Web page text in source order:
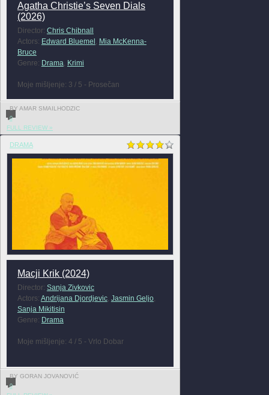
Agatha Christie’s Seven Dials
(2026)
Director: Chris Chibnall
Actors: Edward Bluemel , Mia McKenna-
Bruce
Genre: Drama, Krimi
Moje mišljenje: 3 / 5 - Prosečan
BY AMAR SMAILHODZIC
0
FULL REVIEW »
DRAMA
Macji Krik (2024)
Director: Sanja Zivkovic
Actors: Andrijana Djordjevic, Jasmin Geljo,
Sanja Mikitisin
Genre: Drama
Moje mišljenje: 4 / 5 - Vrlo Dobar
BY GORAN JOVANOVIĆ
0